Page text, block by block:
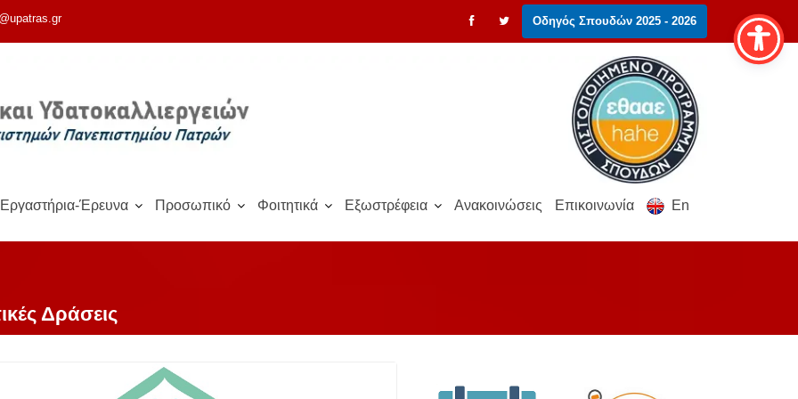
Οδηγός Σπουδών 2025 - 2026
Εργαστήρια-Έρευνα Προσωπικό Φοιτητικά Εξωστρέφεια Ανακοινώσεις Επικοινωνία En
Δράσεις